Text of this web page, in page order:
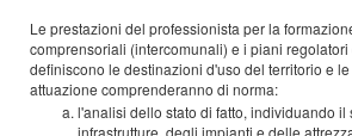
Le prestazioni del professionista per la
comprensoriali (intercomunali) e i piani
definiscono le destinazioni d'uso del territorio e
attuazione comprenderanno di norma:
l'analisi dello stato di fatto, individuando il